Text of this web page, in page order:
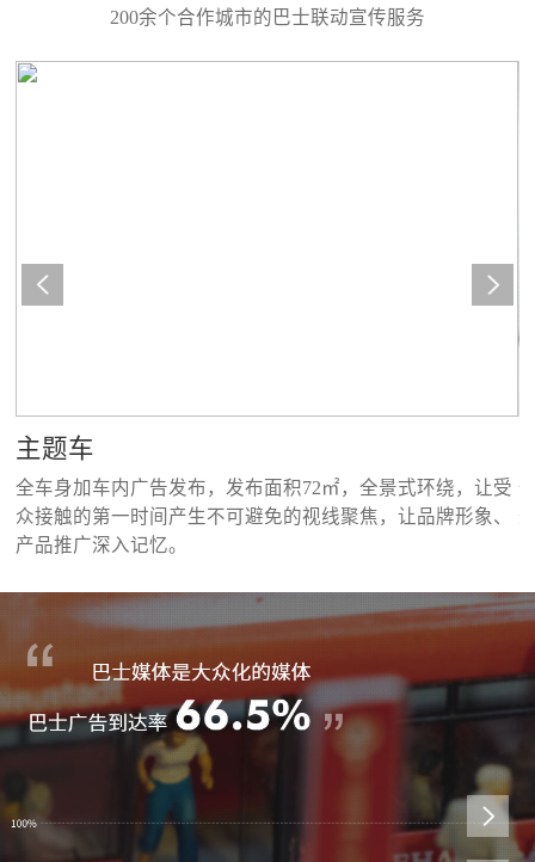
200余个合作城市的巴士联动宣传服务
主题车
全车身加车内广告发布，发布面积72㎡，全景式环绕，让受
众接触的第一时间产生不可避免的视线聚焦，让品牌形象、
产品推广深入记忆。